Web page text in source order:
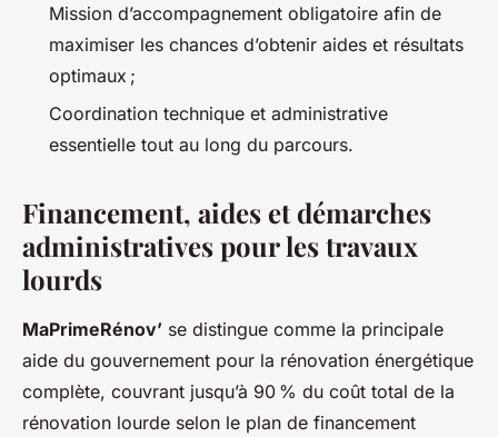
Mission d’accompagnement obligatoire afin de
maximiser les chances d’obtenir aides et résultats
optimaux ;
Coordination technique et administrative
essentielle tout au long du parcours.
Financement, aides et démarches
administratives pour les travaux
lourds
MaPrimeRénov’ se distingue comme la principale
aide du gouvernement pour la rénovation énergétique
complète, couvrant jusqu’à 90 % du coût total de la
rénovation lourde selon le plan de financement